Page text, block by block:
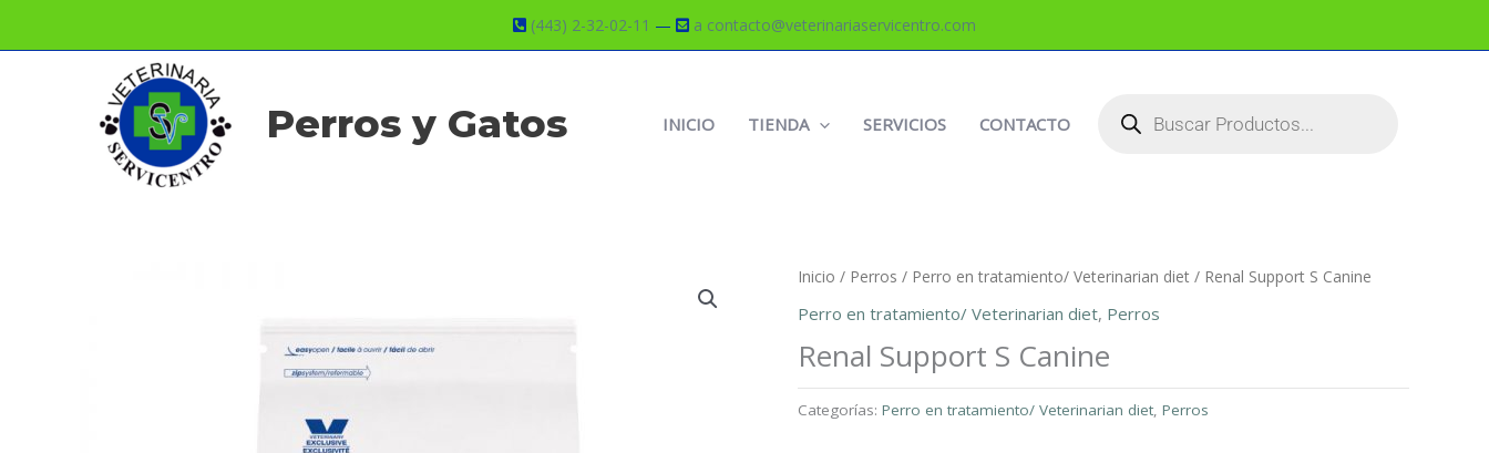
(443) 2-32-02-11 — a contacto@veterinariaservicentro.com
Perros y Gatos INICIO TIENDA SERVICIOS CONTACTO PRODUCTOS
Inicio / Perros / Perro en tratamiento/ Veterinarian diet / Renal Support S Canine
Perro en tratamiento/ Veterinarian diet, Perros
Renal Support S Canine
Categorías: Perro en tratamiento/ Veterinarian diet Perros